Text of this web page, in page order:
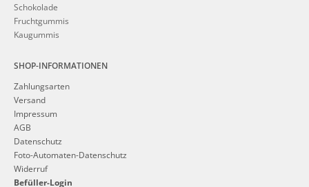
Schokolade
Fruchtgummis
Kaugummis
SHOP-INFORMATIONEN
Zahlungsarten
Versand
Impressum
AGB
Datenschutz
Foto-Automaten-Datenschutz
Widerruf
Befüller-Login